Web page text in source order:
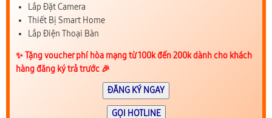
Lắp Đặt Camera
Thiết Bị Smart Home
Lắp Điện Thoại Bàn
✨️ Tặng voucher phí hòa mạng từ 100k đến 200k dành cho khách
hàng đăng ký trả trước 🎉
ĐĂNG KÝ NGAY
GỌI HOTLINE